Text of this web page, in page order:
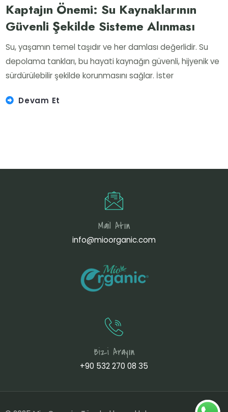
Kaptajın Önemi: Su Kaynaklarının
Güvenli Şekilde Sisteme Alınması
Su, yaşamın temel taşıdır ve her damlası değerlidir. Su
depolama tankları, bu hayati kaynağın güvenli, hijyenik ve
sürdürülebilir şekilde korunmasını sağlar. İster
Devam Et
Mail Atın
info@mioorganic.com
Bizi Arayın
+90 532 270 08 35